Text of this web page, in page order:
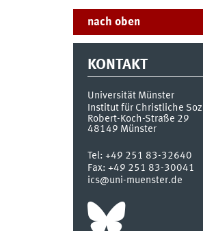
nach oben
KONTAKT
Universität Münster
Institut für Christliche
Robert-Koch-Straße 29
48149 Münster
Tel: +49 251 83-32640
Fax: +49 251 83-30041
ics@uni-muenster.de